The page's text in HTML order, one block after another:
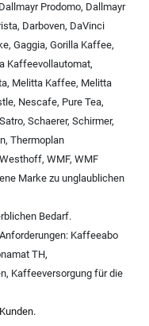
Dallmayr Prodomo, Dallmayr
, Darboven, DaVinci
, Gaggia, Gorilla Kaffee,
Kaffeevollautomat,
, Melitta Kaffee, Melitta
, Nescafe, Pure Tea,
Satro, Schaerer, Schirmer,
, Thermoplan
Westhoff, WMF, WMF
Marke zu unglaublichen
Bedarf.
Kaffeeabo
TH,
, Kaffeeversorgung für die